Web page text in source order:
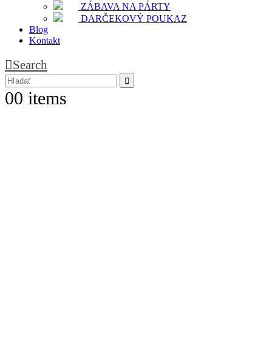
ZÁBAVA NA PÁRTY
DARČEKOVÝ POUKAZ
Blog
Kontakt
Search
00 items